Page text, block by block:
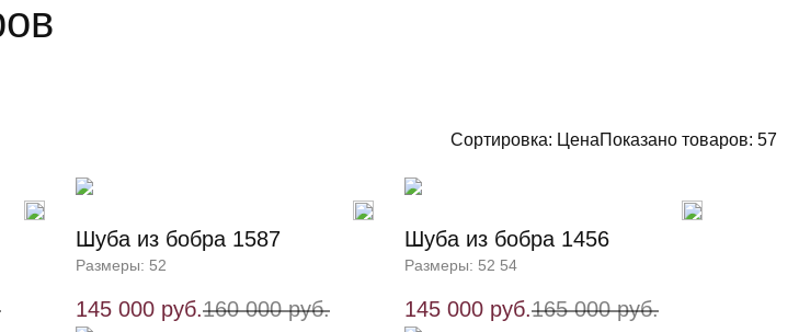
Сортировка: ЦенаПоказано товаров: 57
Шуба из бобра 1587
Размеры: 52
145 000 руб.160 000 руб.
Шуба из бобра 1456
Размеры: 52 54
145 000 руб.165 000 руб.